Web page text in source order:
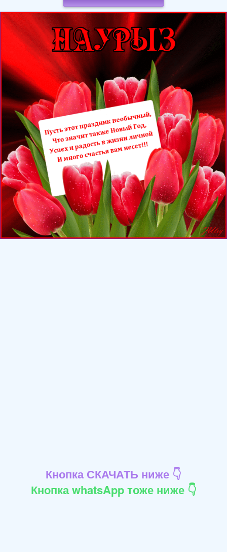
Загрузка картинки...
Кнопка СКАЧАТЬ ниже 👇
Кнопка whatsApp тоже ниже 👇